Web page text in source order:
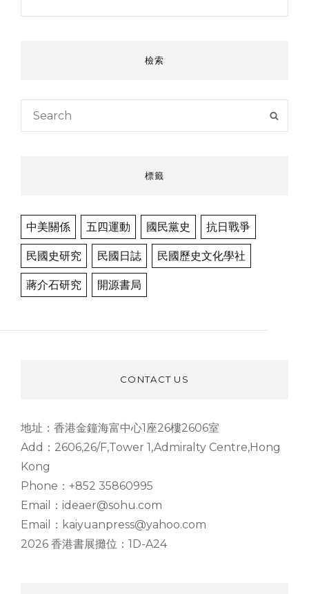
檢索
Search
標籤
中美關係 五四運動 國民黨史 抗日戰爭
民國史研究 民國日誌 民國歷史文化學社
蔣介石研究 開源書局
CONTACT US
地址：香港金鐘海富中心1座26樓2606室
Add：2606,26/F,Tower 1,Admiralty Centre,Hong
Kong
Phone：+852 35860995
Email：ideaer@sohu.com
Email：kaiyuanpress@yahoo.com
2026 香港書展攤位：1D-A24